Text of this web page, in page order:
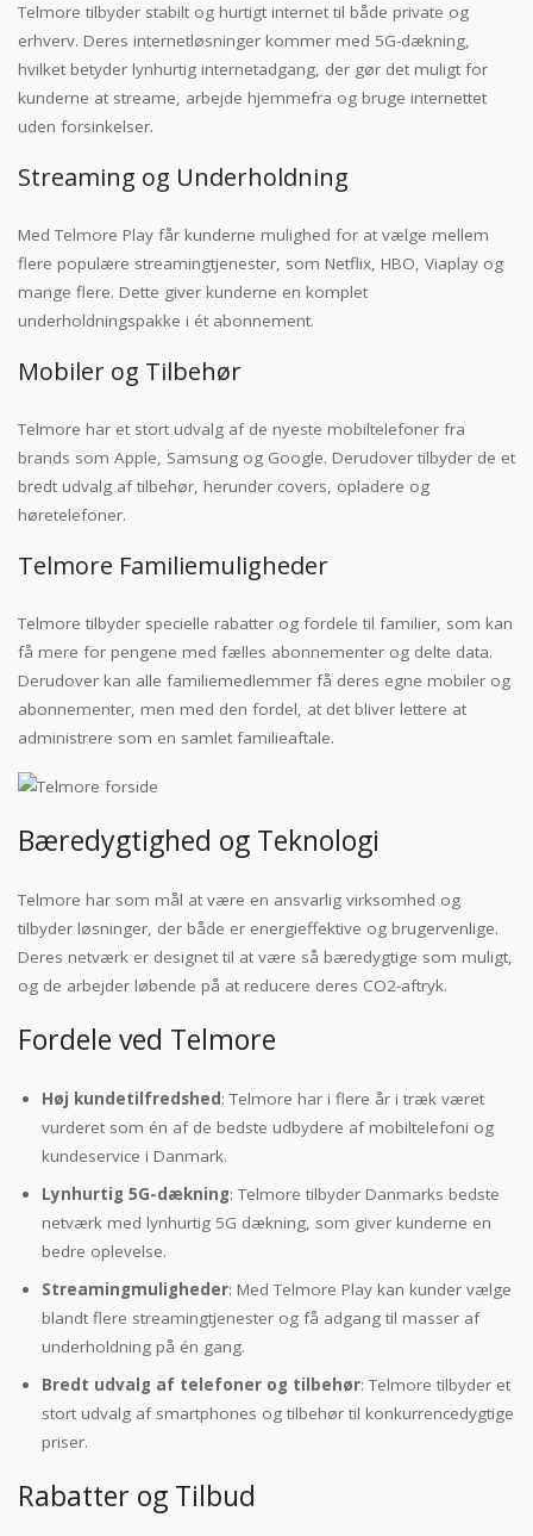
Telmore tilbyder stabilt og hurtigt internet til både private og
erhverv. Deres internetløsninger kommer med 5G-dækning,
hvilket betyder lynhurtig internetadgang, der gør det muligt for
kunderne at streame, arbejde hjemmefra og bruge internettet
uden forsinkelser.
Streaming og Underholdning
Med Telmore Play får kunderne mulighed for at vælge mellem
flere populære streamingtjenester, som Netflix, HBO, Viaplay og
mange flere. Dette giver kunderne en komplet
underholdningspakke i ét abonnement.
Mobiler og Tilbehør
Telmore har et stort udvalg af de nyeste mobiltelefoner fra
brands som Apple, Samsung og Google. Derudover tilbyder de et
bredt udvalg af tilbehør, herunder covers, opladere og
høretelefoner.
Telmore Familiemuligheder
Telmore tilbyder specielle rabatter og fordele til familier, som kan
få mere for pengene med fælles abonnementer og delte data.
Derudover kan alle familiemedlemmer få deres egne mobiler og
abonnementer, men med den fordel, at det bliver lettere at
administrere som en samlet familieaftale.
Bæredygtighed og Teknologi
Telmore har som mål at være en ansvarlig virksomhed og
tilbyder løsninger, der både er energieffektive og brugervenlige.
Deres netværk er designet til at være så bæredygtige som muligt,
og de arbejder løbende på at reducere deres CO2-aftryk.
Fordele ved Telmore
Høj kundetilfredshed: Telmore har i flere år i træk været
vurderet som én af de bedste udbydere af mobiltelefoni og
kundeservice i Danmark.
Lynhurtig 5G-dækning: Telmore tilbyder Danmarks bedste
netværk med lynhurtig 5G dækning, som giver kunderne en
bedre oplevelse.
Streamingmuligheder: Med Telmore Play kan kunder vælge
blandt flere streamingtjenester og få adgang til masser af
underholdning på én gang.
Bredt udvalg af telefoner og tilbehør: Telmore tilbyder et
stort udvalg af smartphones og tilbehør til konkurrencedygtige
priser.
Rabatter og Tilbud